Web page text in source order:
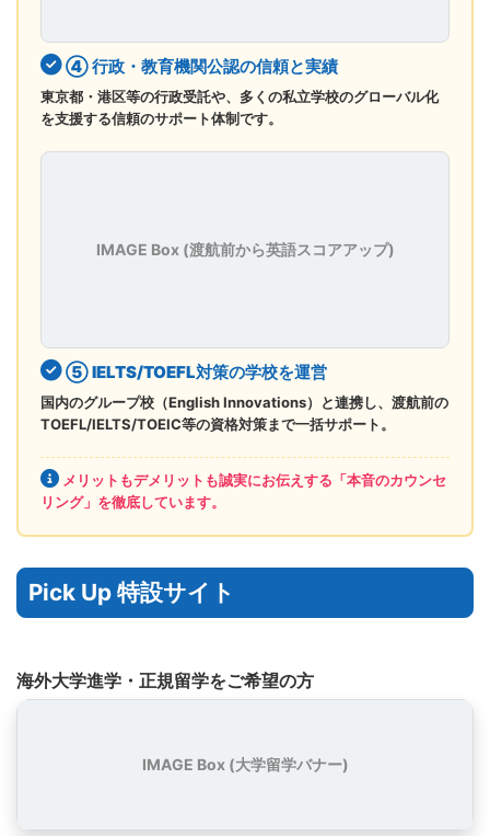
④ 行政・教育機関公認の信頼と実績
東京都・港区等の行政受託や、多くの私立学校のグローバル化
を支援する信頼のサポート体制です。
IMAGE Box (渡航前から英語スコアアップ)
⑤ IELTS/TOEFL対策の学校を運営
国内のグループ校（English Innovations）と連携し、渡航前の
TOEFL/IELTS/TOEIC等の資格対策まで一括サポート。
メリットもデメリットも誠実にお伝えする「本音のカウンセ
リング」を徹底しています。
Pick Up 特設サイト
海外大学進学・正規留学をご希望の方
IMAGE Box (大学留学バナー)